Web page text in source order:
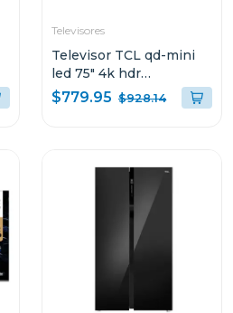
Televisores
Televisor TCL qd-mini
led 75" 4k hdr
procesador aipq pro
144hz c6k
$779.95 $928.14